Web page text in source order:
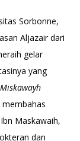
Sorbonne,
Aljazair dari
gelar
yang
Maskawaih,
dan